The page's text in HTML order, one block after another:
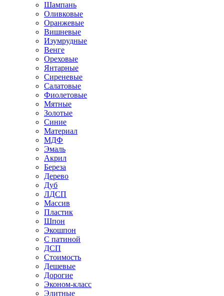
Шампань
Оливковые
Оранжевые
Вишневые
Изумрудные
Венге
Ореховые
Янтарные
Сиреневые
Салатовые
Фиолетовые
Мятные
Золотые
Синие
Материал
МДФ
Эмаль
Акрил
Береза
Дерево
Дуб
ЛДСП
Массив
Пластик
Шпон
Экошпон
С патиной
ДСП
Стоимость
Дешевые
Дорогие
Эконом-класс
Элитные